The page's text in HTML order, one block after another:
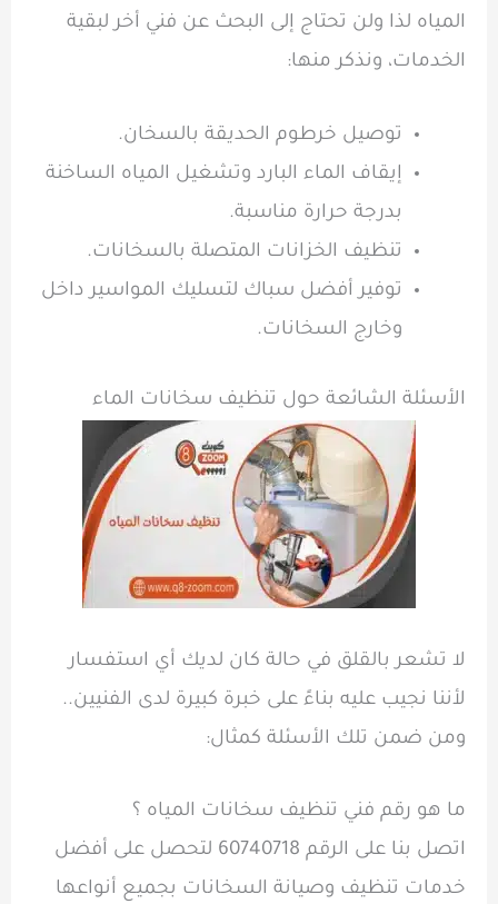
المياه لذا ولن تحتاج إلى البحث عن فني أخر لبقية
الخدمات، ونذكر منها:
توصيل خرطوم الحديقة بالسخان.
إيقاف الماء البارد وتشغيل المياه الساخنة
بدرجة حرارة مناسبة.
تنظيف الخزانات المتصلة بالسخانات.
توفير أفضل سباك لتسليك المواسير داخل
وخارج السخانات.
الأسئلة الشائعة حول تنظيف سخانات الماء
لا تشعر بالقلق في حالة كان لديك أي استفسار
لأننا نجيب عليه بناءً على خبرة كبيرة لدى الفنيين..
ومن ضمن تلك الأسئلة كمثال:
ما هو رقم فني تنظيف سخانات المياه ؟
اتصل بنا على الرقم 60740718 لتحصل على أفضل
خدمات تنظيف وصيانة السخانات بجميع أنواعها